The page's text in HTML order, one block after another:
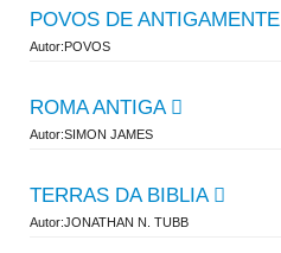
POVOS DE ANTIGAMENTE
Autor:POVOS
ROMA ANTIGA
Autor:SIMON JAMES
TERRAS DA BIBLIA
Autor:JONATHAN N. TUBB